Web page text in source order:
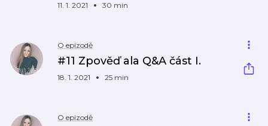
11. 1. 2021 30 min
O epizodě
#11 Zpověď ala Q&A část I.
18. 1. 2021 25 min
O epizodě